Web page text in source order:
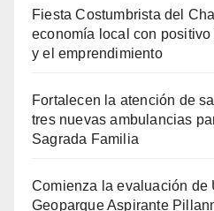
Fiesta Costumbrista del
economía local con
y el emprendimiento
Fortalecen la atención de
tres nuevas ambulancias
Sagrada Familia
Comienza la evaluación de
Geoparque Aspirante